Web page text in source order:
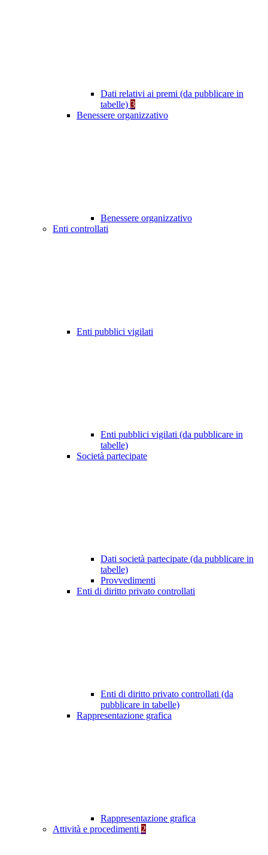
Dati relativi ai premi (da pubblicare in
tabelle) 3
Benessere organizzativo
Benessere organizzativo
Enti controllati
Enti pubblici vigilati
Enti pubblici vigilati (da pubblicare in
tabelle)
Società partecipate
Dati società partecipate (da pubblicare in
tabelle)
Provvedimenti
Enti di diritto privato controllati
Enti di diritto privato controllati (da
pubblicare in tabelle)
Rappresentazione grafica
Rappresentazione grafica
Attività e procedimenti 2